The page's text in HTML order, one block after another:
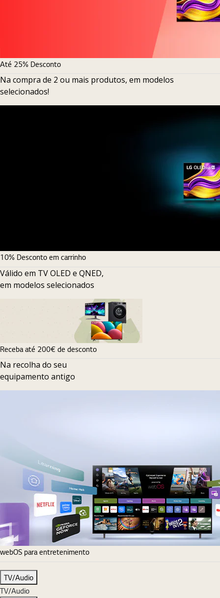
Até 25% Desconto
Na compra de 2 ou mais produtos, em modelos
selecionados!
10% Desconto em carrinho
Válido em TV OLED e QNED,
em modelos selecionados
Receba até 200€ de desconto
Na recolha do seu
equipamento antigo
webOS para entretenimento
TV/Audio
TV/Audio